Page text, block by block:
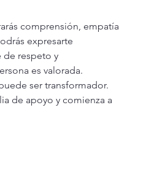
comprensión, empatía
expresarte
de respeto y
es valorada.
ser transformador.
de apoyo y comienza a